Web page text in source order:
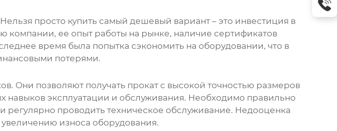
просто купить самый дешевый вариант – это инвестиция в
ее опыт работы на рынке, наличие сертификатов
время была попытка сэкономить на оборудовании, что в
потерями.
Они позволяют получать прокат с высокой точностью размеров
эксплуатации и обслуживания. Необходимо правильно
регулярно проводить техническое обслуживание. Недооценка
износа оборудования.